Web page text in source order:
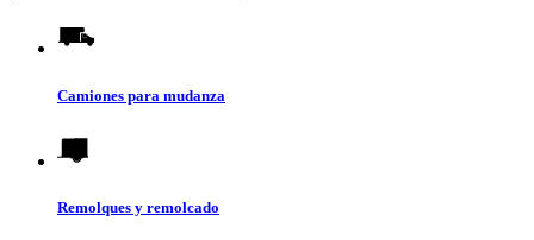
Camiones para mudanza
Remolques y remolcado